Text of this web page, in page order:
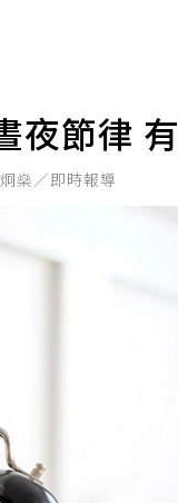
夜節律
燊／即時報導